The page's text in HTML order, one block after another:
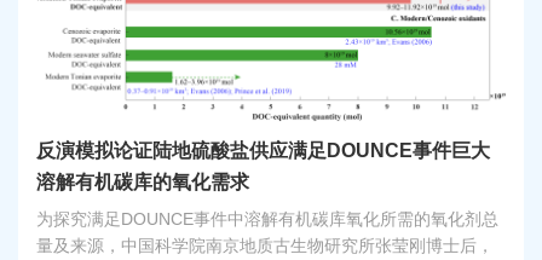
反演模拟论证陆地硫酸盐供应满足DOUNCE事件巨大
溶解有机碳库的氧化需求
为探究满足DOUNCE事件中溶解有机碳库氧化所需的氧化剂总
量及来源，中国科学院南京地质古生物研究所张莹刚博士后，